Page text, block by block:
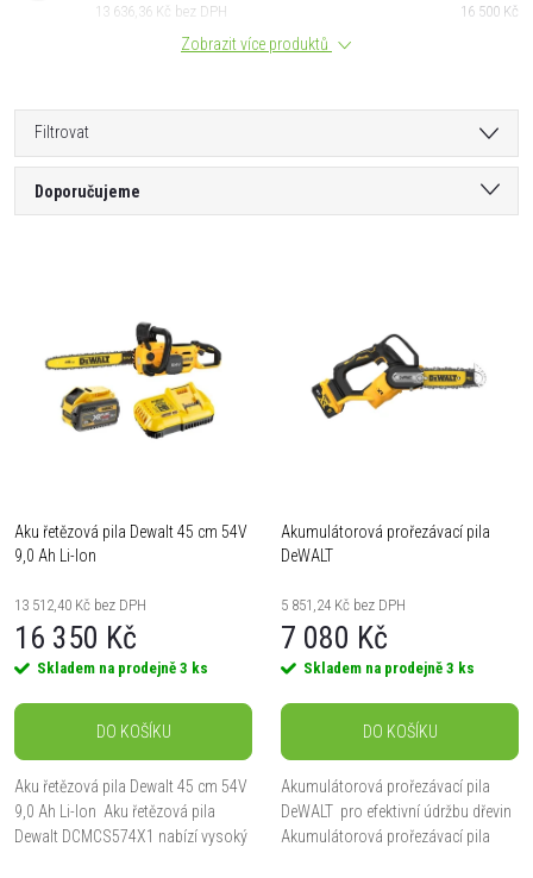
16 500 Kč
13 636,36 Kč bez DPH
Zobrazit více produktů
Filtrovat
Ř
p
r
o
d
u
k
Doporučujeme
Nejprodávanější
Abecedně
s
p
r
o
d
u
Aku řetězová pila Dewalt 45 cm 54V
9,0 Ah Li-Ion
13 512,40 Kč bez DPH
16 350 Kč
Skladem na prodejně 3 ks
DO KOŠÍKU
Aku řetězová pila Dewalt 45 cm 54V
9,0 Ah Li-Ion Aku řetězová pila
Dewalt DCMCS574X1 nabízí vysoký
Akumulátorová prořezávací pila
DeWALT
5 851,24 Kč bez DPH
7 080 Kč
Skladem na prodejně 3 ks
DO KOŠÍKU
Akumulátorová prořezávací pila
DeWALT pro efektivní údržbu dřevin
Akumulátorová prořezávací pila